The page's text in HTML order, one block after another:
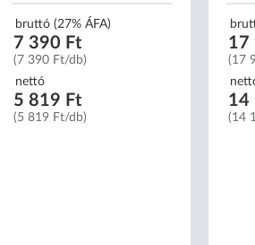
bruttó (27% ÁFA)
7 390 Ft
(7 390 Ft/db)
nettó
5 819 Ft
(5 819 Ft/db)
17
(17
14
(14